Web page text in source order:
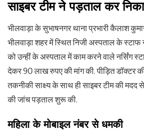
साइबर टीम ने पड़ताल कर
भीलवाड़ा के सुभाषनगर थाना प्रभारी कैलाश
भीलवाड़ा शहर में स्थित निजी अस्पताल के स्टाफ
को उन्हीं के अस्पताल में काम करने वाले नर्सिंग
देकर 90 लाख रुपए की मांग की. पीड़ित डॉक्टर की
तकनीकी साक्ष्य के साथ ही साइबर टीम की मदद
की जांच पड़ताल शुरू की.
महिला के मोबाइल नंबर से धमकी